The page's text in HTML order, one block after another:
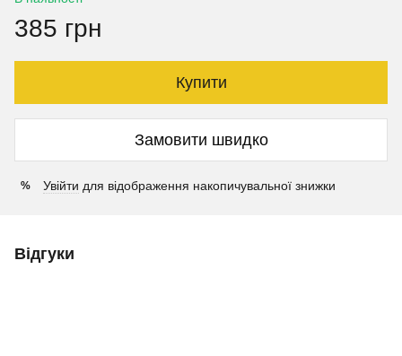
385 грн
Купити
Замовити швидко
% Увійти для відображення накопичувальної знижки
Відгуки